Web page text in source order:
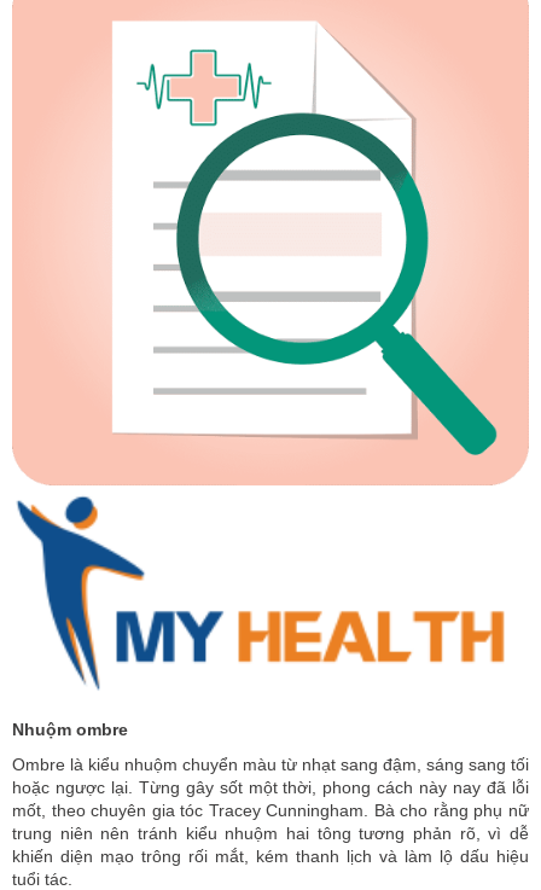
Nhuộm ombre
Ombre là kiểu nhuộm chuyển màu từ nhạt sang đậm, sáng sang tối
hoặc ngược lại. Từng gây sốt một thời, phong cách này nay đã lỗi
mốt, theo chuyên gia tóc Tracey Cunningham. Bà cho rằng phụ nữ
trung niên nên tránh kiểu nhuộm hai tông tương phản rõ, vì dễ
khiến diện mạo trông rối mắt, kém thanh lịch và làm lộ dấu hiệu
tuổi tác.